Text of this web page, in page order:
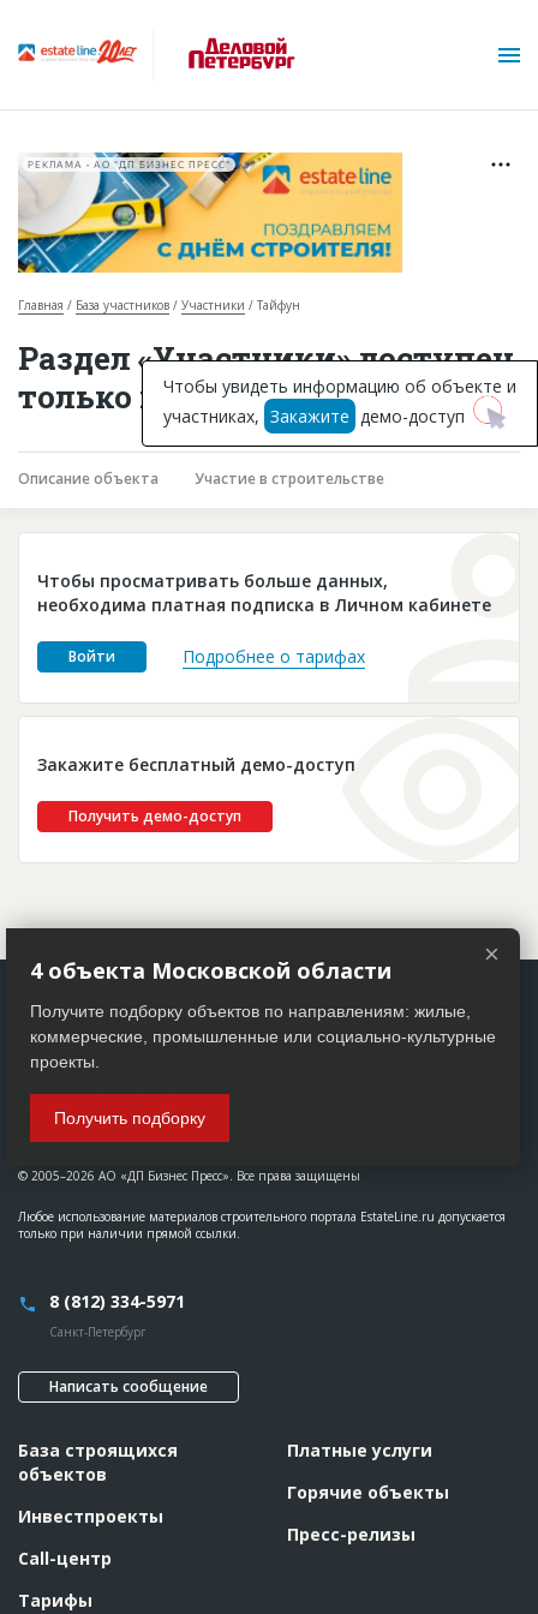
Горячие объекты
База строящихся объектов
Инвестпроекты
Глоссарий
Платные услуги
Пресс-релизы
РЕКЛАМА • АО "ДП БИЗНЕС ПРЕСС"
Главная База участников Участники Тайфун
Раздел «Участники» доступен
только подписчикам
Описание объекта Участие в строительстве
Чтобы просматривать больше данных,
необходима платная подписка в Личном кабинете
Войти Подробнее о тарифах
Закажите бесплатный демо-доступ
Получить демо-доступ
Чтобы увидеть информацию об объекте и
участниках, Закажите демо-доступ
© 2005–2026 АО «ДП Бизнес Пресс». Все права защищены
Любое использование материалов строительного портала EstateLine.ru допускается
только при наличии прямой ссылки.
8 (812) 334-5971
Санкт-Петербург
Написать сообщение
База строящихся
объектов
Инвестпроекты
Call-центр
Тарифы
Платные услуги
Горячие объекты
Пресс-релизы
×
4 объекта Московской области
Получите подборку объектов по направлениям: жилые,
коммерческие, промышленные или социально-культурные
проекты.
Получить подборку